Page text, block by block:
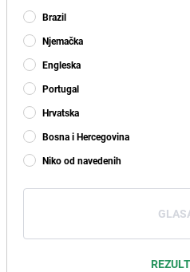
Brazil
Njemačka
Engleska
Portugal
Hrvatska
Bosna i Hercegovina
Niko od navedenih